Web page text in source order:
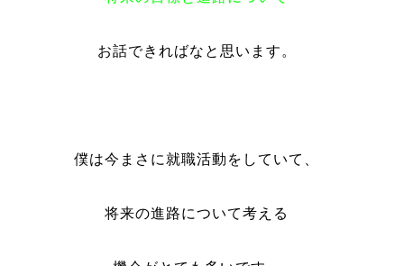
お話できればなと思います。
僕は今まさに就職活動をしていて、
将来の進路について考える